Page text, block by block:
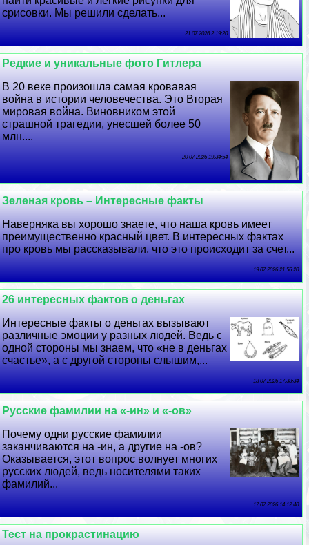
срисовки. Мы решили сделать...
21 07 2026 2:19:20
Редкие и уникальные фото Гитлера
В 20 веке произошла самая кровавая
война в истории человечества. Это Вторая
мировая война. Виновником этой
страшной трагедии, унесшей более 50
млн....
20 07 2026 19:34:54
Зеленая кровь – Интересные факты
Наверняка вы хорошо знаете, что наша кровь имеет
преимущественно красный цвет. В интересных фактах
про кровь мы рассказывали, что это происходит за счет...
19 07 2026 21:56:20
26 интересных фактов о деньгах
Интересные факты о деньгах вызывают
различные эмоции у разных людей. Ведь с
одной стороны мы знаем, что «не в деньгах
счастье», а с другой стороны слышим,...
18 07 2026 17:38:34
Русские фамилии на «-ин» и «-ов»
Почему одни русские фамилии
заканчиваются на -ин, а другие на -ов?
Оказывается, этот вопрос волнует многих
русских людей, ведь носителями таких
фамилий...
17 07 2026 14:12:40
Тест на прокрастинацию